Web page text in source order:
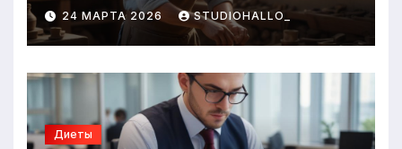
24 МАРТА 2026 STUDIOHALLO_
Диеты